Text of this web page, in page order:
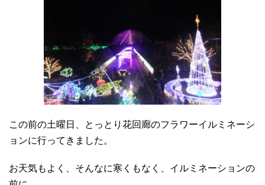
この前の土曜日、とっとり花回廊のフラワーイルミネーシ
ョンに行ってきました。
お天気もよく、そんなに寒くもなく、イルミネーションの